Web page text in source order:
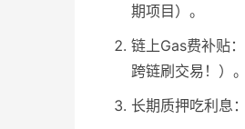
期项目）。
链上Gas费补贴
跨链刷交易！）。
长期质押吃利息